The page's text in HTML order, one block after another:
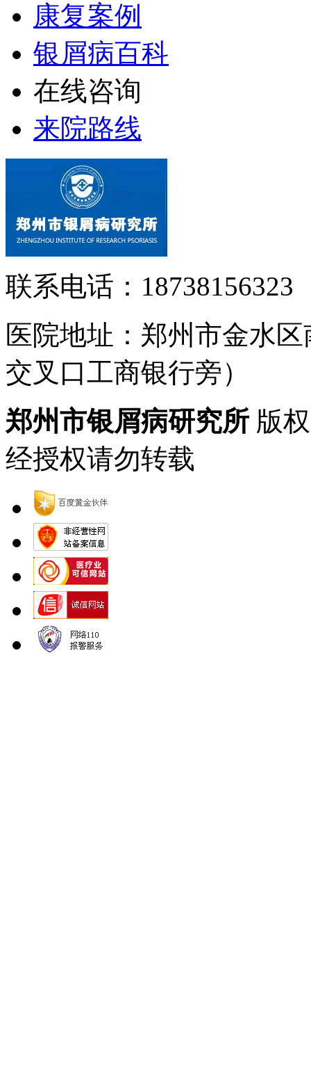
康复案例
银屑病百科
在线咨询
来院路线
联系电话：18738156323
医院地址：郑州市金水
交叉口工商银行旁）
郑州市银屑病研究所 版
经授权请勿转载